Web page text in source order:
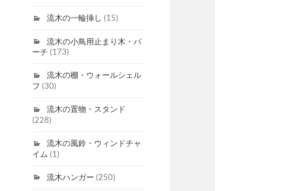
流木の一輪挿し (15)
流木の小鳥用止まり木・パ
ーチ (173)
流木の棚・ウォールシェル
フ (30)
流木の置物・スタンド
(228)
流木の風鈴・ウィンドチャ
イム (1)
流木ハンガー (250)